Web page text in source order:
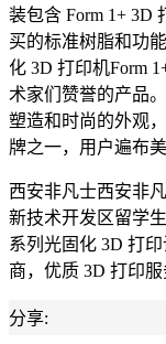
装包含 Form 1+ 3D
买的标准树脂和功
化 3D 打印机Form
术家们赞誉的产品
塑造和时尚的外观
牌之一，用户遍布
西安非凡士西安非
新技术开发区留学
系列光固化 3D 打
商，优质 3D 打印服
分享: